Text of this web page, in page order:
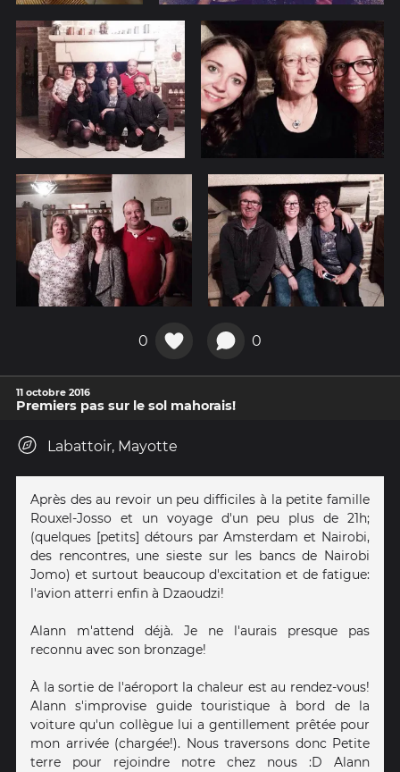
0 0
11 octobre 2016
Premiers pas sur le sol mahorais!
Labattoir, Mayotte
Après des au revoir un peu difficiles à la petite famille
Rouxel-Josso et un voyage d'un peu plus de 21h;
(quelques [petits] détours par Amsterdam et Nairobi,
des rencontres, une sieste sur les bancs de Nairobi
Jomo) et surtout beaucoup d'excitation et de fatigue:
l'avion atterri enfin à Dzaoudzi!
Alann m'attend déjà. Je ne l'aurais presque pas
reconnu avec son bronzage!
À la sortie de l'aéroport la chaleur est au rendez-vous!
Alann s'improvise guide touristique à bord de la
voiture qu'un collègue lui a gentillement prêtée pour
mon arrivée (chargée!). Nous traversons donc Petite
terre pour rejoindre notre chez nous :D Alann